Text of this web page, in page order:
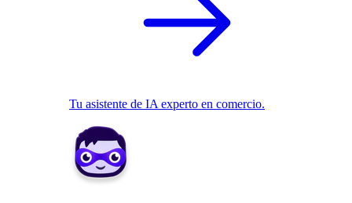
Tu asistente de IA experto en comercio.